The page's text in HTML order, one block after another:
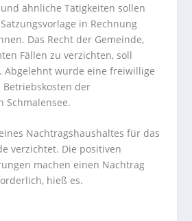
ähnliche Tätigkeiten sollen
in Rechnung
Das Recht der Gemeinde,
Fällen zu verzichten, soll
wurde eine freiwillige
der
Schmalensee.
Nachtragshaushaltes für das
verzichtet. Die positiven
machen einen Nachtrag
hieß es.